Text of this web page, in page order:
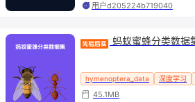
用户d205224b719040
蚂蚁蜜蜂分类数据
hymenoptera_data 深度学习
45.1MB